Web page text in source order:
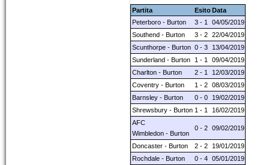
Partita EsitoData
Peterboro - Burton
3 - 1
04/05/2019
Southend - Burton
3 - 2 22/04/2019
Scunthorpe - Burton 0 - 3
13/04/2019
Sunderland - Burton
1 - 1
09/04/2019
Charlton - Burton
2 - 1
12/03/2019
Coventry - Burton
1 - 2 08/03/2019
Barnsley - Burton
0 - 0
19/02/2019
Shrewsbury - Burton 1 - 1
16/02/2019
AFC
Wimbledon - Burton
0 - 2 09/02/2019
Doncaster - Burton 2 - 2
19/01/2019
Rochdale - Burton
0 - 4 05/01/2019